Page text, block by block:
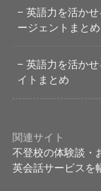
英語力を活か
ージェントまとめ
英語力を活か
イトまとめ
関連サイト
不登校の体験談・
英会話サービスを